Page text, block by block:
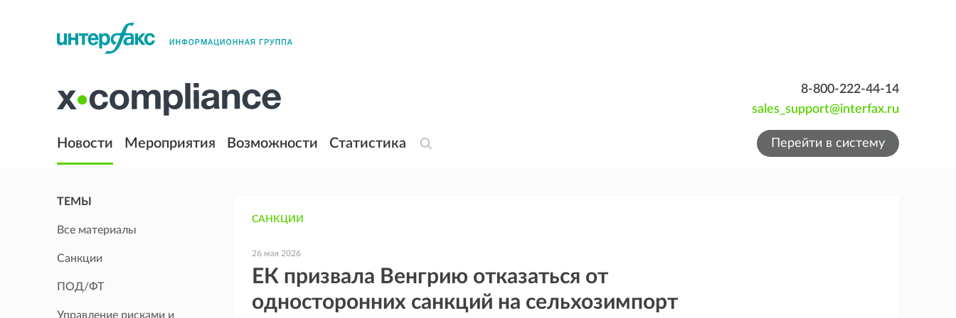
8-800-222-44-14
sales_support@interfax.ru
Новости Мероприятия Возможности Статистика Перейти в систему
ТЕМЫ
Все материалы
Санкции
ПОД/ФТ
Управление рисками и
САНКЦИИ
26 мая 2026
ЕК призвала Венгрию отказаться от
односторонних санкций на сельхозимпорт